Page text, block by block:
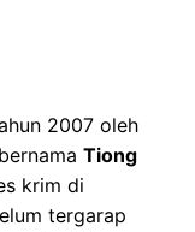
2007 oleh
Tiong
krim di
tergarap